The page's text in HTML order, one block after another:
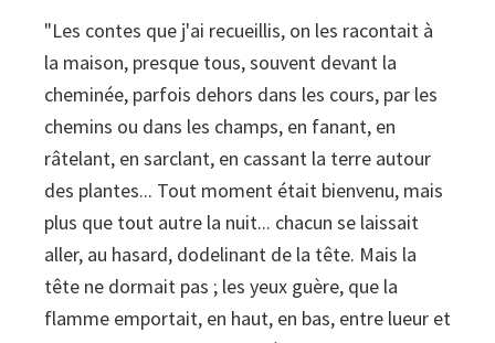
"Les contes que j'ai recueillis, on les racontait à
la maison, presque tous, souvent devant la
cheminée, parfois dehors dans les cours, par les
chemins ou dans les champs, en fanant, en
râtelant, en sarclant, en cassant la terre autour
des plantes... Tout moment était bienvenu, mais
plus que tout autre la nuit... chacun se laissait
aller, au hasard, dodelinant de la tête. Mais la
tête ne dormait pas ; les yeux guère, que la
flamme emportait, en haut, en bas, entre lueur et